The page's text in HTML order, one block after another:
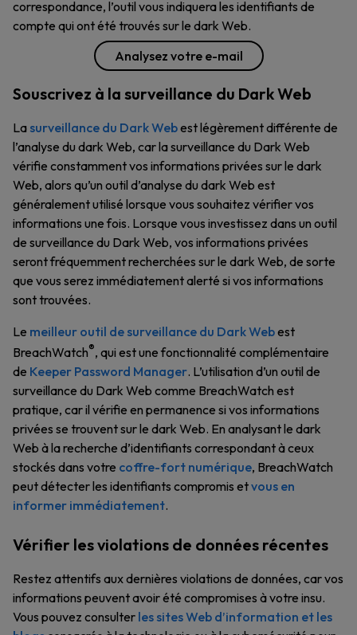
correspondance, l’outil vous indiquera les identifiants de
compte qui ont été trouvés sur le dark Web.
Analysez votre e-mail
Souscrivez à la surveillance du Dark Web
La surveillance du Dark Webest légèrement différente de
l’analyse du dark Web, car la surveillance du Dark Web
vérifie constamment vos informations privées sur le dark
Web, alors qu’un outil d’analyse du dark Web est
généralement utilisé lorsque vous souhaitez vérifier vos
informations une fois. Lorsque vous investissez dans un outil
de surveillance du Dark Web, vos informations privées
seront fréquemment recherchées sur le dark Web, de sorte
que vous serez immédiatement alerté si vos informations
sont trouvées.
Le meilleur outil de surveillance du Dark Webest
BreachWatch®, qui est une fonctionnalité complémentaire
de Keeper Password Manager. L’utilisation d’un outil de
surveillance du Dark Web comme BreachWatch est
pratique, car il vérifie en permanence si vos informations
privées se trouvent sur le dark Web. En analysant le dark
Web à la recherche d’identifiants correspondant à ceux
stockés dans votre coffre-fort numérique, BreachWatch
peut détecter les identifiants compromis etvous en
informer immédiatement.
Vérifier les violations de données récentes
Restez attentifs aux dernières violations de données, car vos
informations peuvent avoir été compromises à votre insu.
Vous pouvez consulter les sites Web d’information et les